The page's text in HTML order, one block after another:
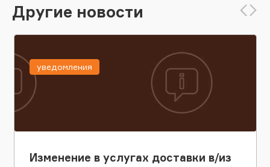
Другие новости
Изменение в услугах доставки в/из
уведомления